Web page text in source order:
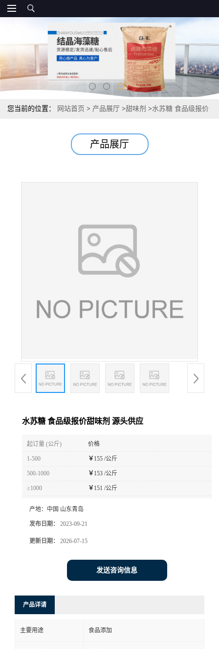
您当前的位置： 网站首页 > 产品展厅 >甜味剂 >水苏糖 食品级报价
产品展厅
水苏糖 食品级报价甜味剂 源头供应
起订量 (公斤) 价格
1-500 ￥ 155 /公斤
500-1000 ￥ 153 /公斤
≥1000 ￥ 151 /公斤
产地： 中国 山东青岛
发布日期： 2023-09-21
更新日期： 2026-07-15
发送咨询信息
产品详请
主要用途 食品添加